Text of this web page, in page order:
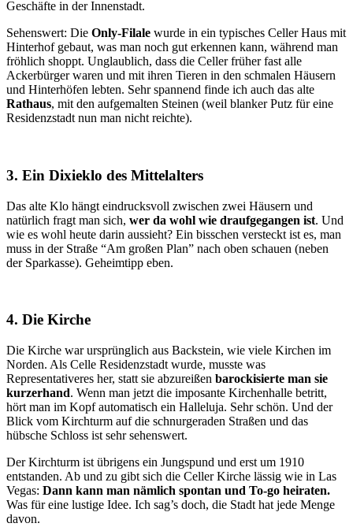
Geschäfte in der Innenstadt.
Sehenswert: Die Only-Filale wurde in ein typisches Celler Haus mit
Hinterhof gebaut, was man noch gut erkennen kann, während man
fröhlich shoppt. Unglaublich, dass die Celler früher fast alle
Ackerbürger waren und mit ihren Tieren in den schmalen Häusern
und Hinterhöfen lebten. Sehr spannend finde ich auch das alte
Rathaus, mit den aufgemalten Steinen (weil blanker Putz für eine
Residenzstadt nun man nicht reichte).
3. Ein Dixieklo des Mittelalters
Das alte Klo hängt eindrucksvoll zwischen zwei Häusern und
natürlich fragt man sich, wer da wohl wie draufgegangen ist. Und
wie es wohl heute darin aussieht? Ein bisschen versteckt ist es, man
muss in der Straße “Am großen Plan” nach oben schauen (neben
der Sparkasse). Geheimtipp eben.
4. Die Kirche
Die Kirche war ursprünglich aus Backstein, wie viele Kirchen im
Norden. Als Celle Residenzstadt wurde, musste was
Representativeres her, statt sie abzureißen barockisierte man sie
kurzerhand. Wenn man jetzt die imposante Kirchenhalle betritt,
hört man im Kopf automatisch ein Halleluja. Sehr schön. Und der
Blick vom Kirchturm auf die schnurgeraden Straßen und das
hübsche Schloss ist sehr sehenswert.
Der Kirchturm ist übrigens ein Jungspund und erst um 1910
entstanden. Ab und zu gibt sich die Celler Kirche lässig wie in Las
Vegas: Dann kann man nämlich spontan und To-go heiraten.
Was für eine lustige Idee. Ich sag’s doch, die Stadt hat jede Menge
davon.